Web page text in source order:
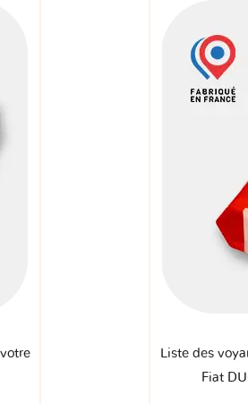
Liste des
Fiat